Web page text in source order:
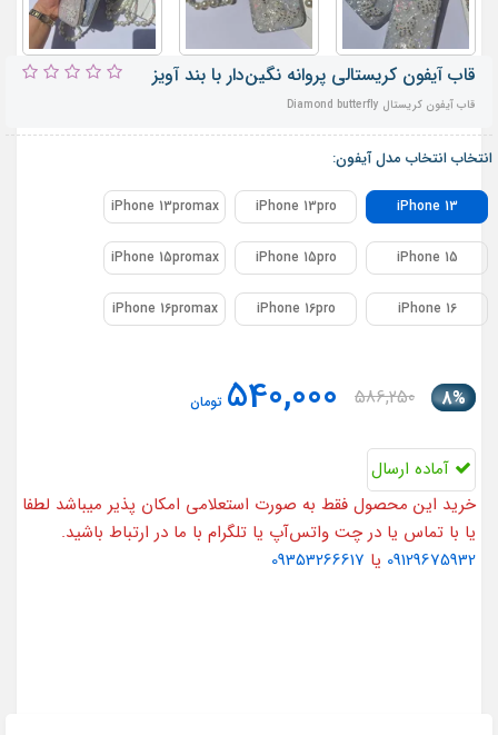
قاب آیفون کریستالی پروانه نگین‌دار با بند آویز
قاب آیفون کریستال Diamond butterfly
انتخاب انتخاب مدل آیفون:
iPhone 13
iPhone 13pro
iPhone 13promax
iPhone 15
iPhone 15pro
iPhone 15promax
iPhone 16
iPhone 16pro
iPhone 16promax
8%
586,250
540,000 تومان
آماده ارسال
خرید این محصول فقط به صورت استعلامی امکان پذیر میباشد لطفا
یا با تماس یا در چت واتس‌آپ یا تلگرام با ما در ارتباط باشید.
09129675932 یا 09353266617